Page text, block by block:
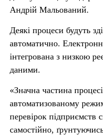
Андрій Мальований.
Деякі процеси будуть
автоматично.
інтегрована з низкою
даними.
«Значна частина
автоматизованому
перевірок підприємств
самостійно,